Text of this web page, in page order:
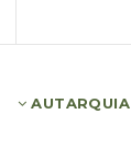
AUTARQUIA